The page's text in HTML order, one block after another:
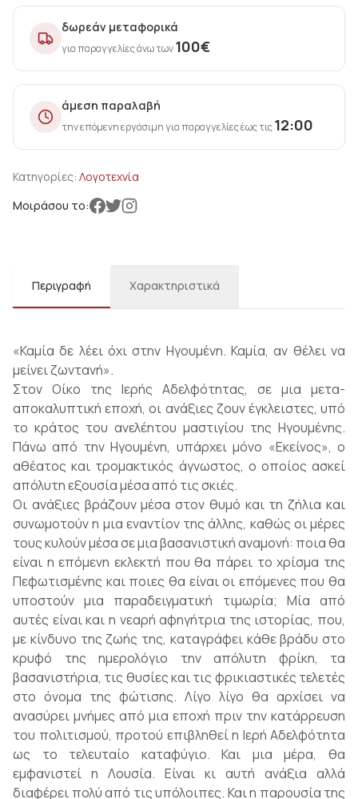
δωρεάν μεταφορικά
για παραγγελίες άνω των100€
άμεση παραλαβή
την επόμενη εργάσιμη για παραγγελίες έως τις12:00
Κατηγορίες: Λογοτεχνία
Μοιράσου το:
Περιγραφή Χαρακτηριστικά
«Καμία δε λέει όχι στην Ηγουμένη. Καμία, αν θέλει να
μείνει ζωντανή».
Στον Οίκο της Ιερής Αδελφότητας, σε μια μετα-
αποκαλυπτική εποχή, οι ανάξιες ζουν έγκλειστες, υπό
το κράτος του ανελέητου μαστιγίου της Ηγουμένης.
Πάνω από την Ηγουμένη, υπάρχει μόνο «Εκείνος», ο
αθέατος και τρομακτικός άγνωστος, ο οποίος ασκεί
απόλυτη εξουσία μέσα από τις σκιές.
Οι ανάξιες βράζουν μέσα στον θυμό και τη ζήλια και
συνωμοτούν η μια εναντίον της άλλης, καθώς οι μέρες
τους κυλούν μέσα σε μια βασανιστική αναμονή: ποια θα
είναι η επόμενη εκλεκτή που θα πάρει το χρίσμα της
Πεφωτισμένης και ποιες θα είναι οι επόμενες που θα
υποστούν μια παραδειγματική τιμωρία; Μία από
αυτές είναι και η νεαρή αφηγήτρια της ιστορίας, που,
με κίνδυνο της ζωής της, καταγράφει κάθε βράδυ στο
κρυφό της ημερολόγιο την απόλυτη φρίκη, τα
βασανιστήρια, τις θυσίες και τις φρικιαστικές τελετές
στο όνομα της φώτισης. Λίγο λίγο θα αρχίσει να
ανασύρει μνήμες από μια εποχή πριν την κατάρρευση
του πολιτισμού, προτού επιβληθεί η Ιερή Αδελφότητα
ως το τελευταίο καταφύγιο. Και μια μέρα, θα
εμφανιστεί η Λουσία. Είναι κι αυτή ανάξια αλλά
διαφέρει πολύ από τις υπόλοιπες. Και η παρουσία της